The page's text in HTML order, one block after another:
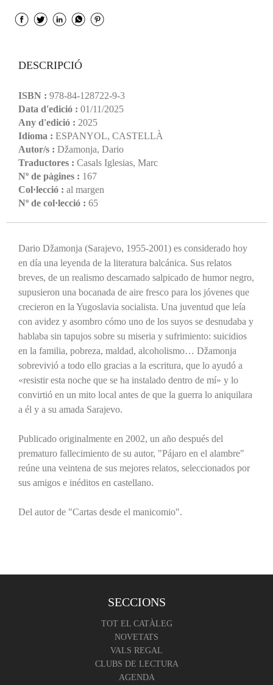
DESCRIPCIÓ
ISBN : 978-84-128722-9-3
Data d'edició : 01/11/2025
Any d'edició : 2025
Idioma : ESPANYOL, CASTELLÀ
Autor/s : Džamonja, Dario
Traductores : Casals Iglesias, Marc
Nº de pàgines : 167
Col·lecció : al margen
Nº de col·lecció : 65
Dario Džamonja (Sarajevo, 1955-2001) es considerado hoy
en día una leyenda de la literatura balcánica. Sus relatos
breves, de un realismo descarnado salpicado de humor negro,
supusieron una bocanada de aire fresco para los jóvenes que
crecieron en la Yugoslavia socialista. Una juventud que leía
con avidez y asombro cómo uno de los suyos se desnudaba y
hablaba sin tapujos sobre su miseria y sufrimiento: suicidios
en la familia, pobreza, maldad, alcoholismo… Džamonja
sobrevivió a todo ello gracias a la escritura, que lo ayudó a
«resistir esta noche que se ha instalado dentro de mí» y lo
convirtió en un mito local antes de que la guerra lo aniquilara
a él y a su amada Sarajevo.
Publicado originalmente en 2002, un año después del
prematuro fallecimiento de su autor, "Pájaro en el alambre"
reúne una veintena de sus mejores relatos, seleccionados por
sus amigos e inéditos en castellano.
Del autor de "Cartas desde el manicomio".
SECCIONS
TOT EL CATÀLEG
NOVETATS
VALS REGAL
CLUBS DE LECTURA
AGENDA